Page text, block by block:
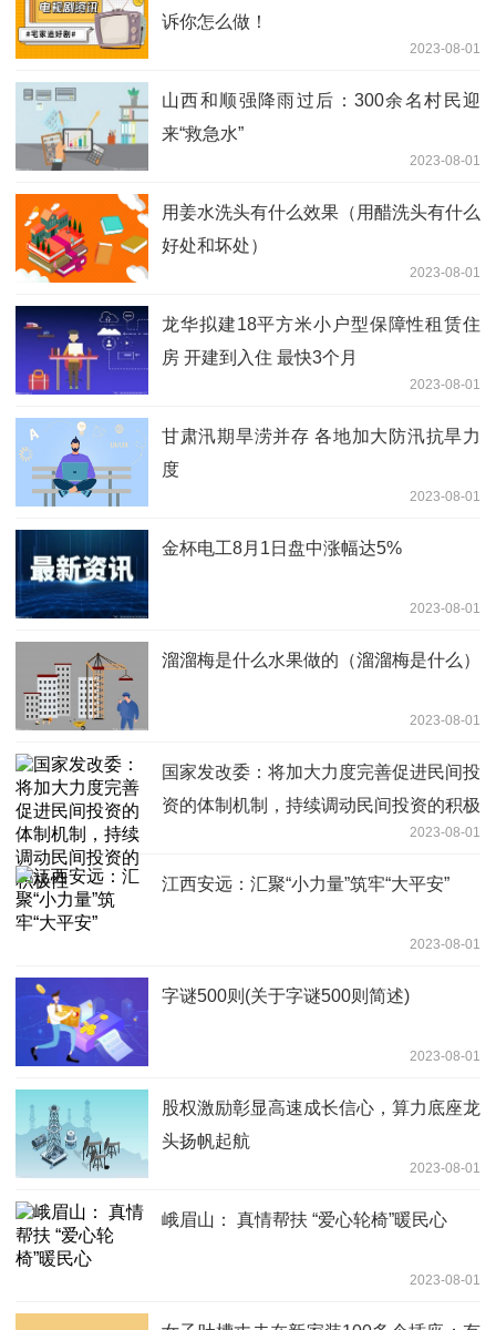
诉你怎么做！
2023-08-01
山西和顺强降雨过后：300余名村民迎
来“救急水”
2023-08-01
用姜水洗头有什么效果（用醋洗头有什么
好处和坏处）
2023-08-01
龙华拟建18平方米小户型保障性租赁住
房 开建到入住 最快3个月
2023-08-01
甘肃汛期旱涝并存 各地加大防汛抗旱力
度
2023-08-01
金杯电工8月1日盘中涨幅达5%
2023-08-01
溜溜梅是什么水果做的（溜溜梅是什么）
2023-08-01
国家发改委：将加大力度完善促进民间投
资的体制机制，持续调动民间投资的积极
2023-08-01
江西安远：汇聚“小力量”筑牢“大平安”
2023-08-01
字谜500则(关于字谜500则简述)
2023-08-01
股权激励彰显高速成长信心，算力底座龙
头扬帆起航
2023-08-01
峨眉山： 真情帮扶 “爱心轮椅”暖民心
2023-08-01